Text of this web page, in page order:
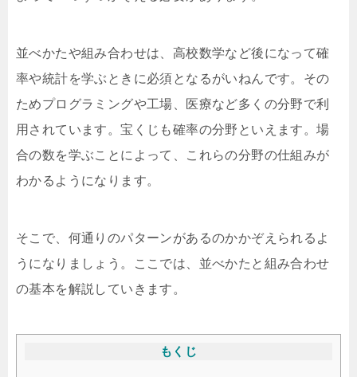
並べかたや組み合わせは、高校数学など後になって確
率や統計を学ぶときに必須となるがいねんです。その
ためプログラミングや工場、医療など多くの分野で利
用されています。宝くじも確率の分野といえます。場
合の数を学ぶことによって、これらの分野の仕組みが
わかるようになります。
そこで、何通りのパターンがあるのかかぞえられるよ
うになりましょう。ここでは、並べかたと組み合わせ
の基本を解説していきます。
もくじ